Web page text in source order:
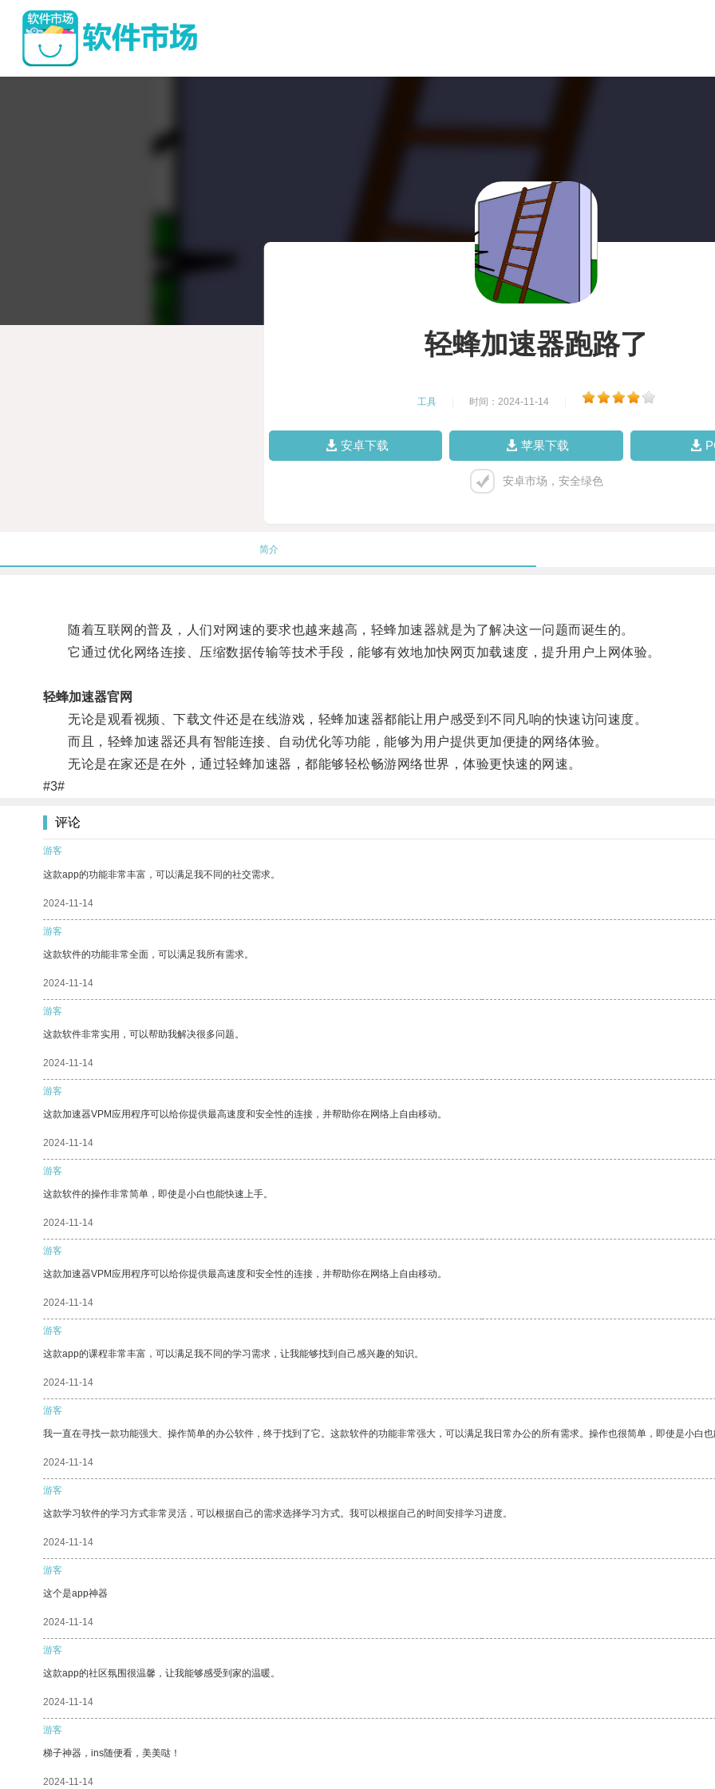
轻蜂加速器跑路了
工具 时间：2024-11-14
安卓下载 苹果下载
安卓市场，安全绿色
简介
随着互联网的普及，人们对网速的要求也越来越高，轻蜂加速器就是为了解决这一问题而诞生的。
它通过优化网络连接、压缩数据传输等技术手段，能够有效地加快网页加载速度，提升用户上网体验。
轻蜂加速器官网
无论是观看视频、下载文件还是在线游戏，轻蜂加速器都能让用户感受到不同凡响的快速访问速度。
而且，轻蜂加速器还具有智能连接、自动优化等功能，能够为用户提供更加便捷的网络体验。
无论是在家还是在外，通过轻蜂加速器，都能够轻松畅游网络世界，体验更快速的网速。
#3#
评论
游客
这款app的功能非常丰富，可以满足我不同的社交需求。
2024-11-14
游客
这款软件的功能非常全面，可以满足我所有需求。
2024-11-14
游客
这款软件非常实用，可以帮助我解决很多问题。
2024-11-14
游客
这款加速器VPM应用程序可以给你提供最高速度和安全性的连接，并帮助你在网络上自由移动。
2024-11-14
游客
这款软件的操作非常简单，即使是小白也能快速上手。
2024-11-14
游客
这款加速器VPM应用程序可以给你提供最高速度和安全性的连接，并帮助你在网络上自由移动。
2024-11-14
游客
这款app的课程非常丰富，可以满足我不同的学习需求，让我能够找到自己感兴趣的知识。
2024-11-14
游客
我一直在寻找一款功能强大、操作简单的办公软件，终于找到了它。这款软件的功能非常强大，可以满足我日常办公的所有需求。操作也很简单，即使是小白也
2024-11-14
游客
这款学习软件的学习方式非常灵活，可以根据自己的需求选择学习方式。我可以根据自己的时间安排学习进度。
2024-11-14
游客
这个是app神器
2024-11-14
游客
这款app的社区氛围很温馨，让我能够感受到家的温暖。
2024-11-14
游客
梯子神器，ins随便看，美美哒！
2024-11-14